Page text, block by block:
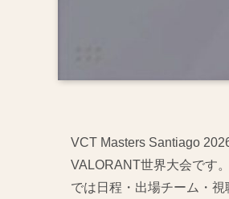
VCT Masters Santiago
VALORANT世界大会です
では日程・出場チーム・視